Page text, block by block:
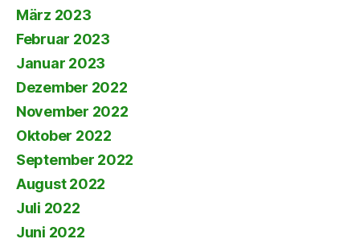
März 2023
Februar 2023
Januar 2023
Dezember 2022
November 2022
Oktober 2022
September 2022
August 2022
Juli 2022
Juni 2022